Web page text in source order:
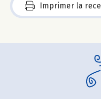
Imprimer la